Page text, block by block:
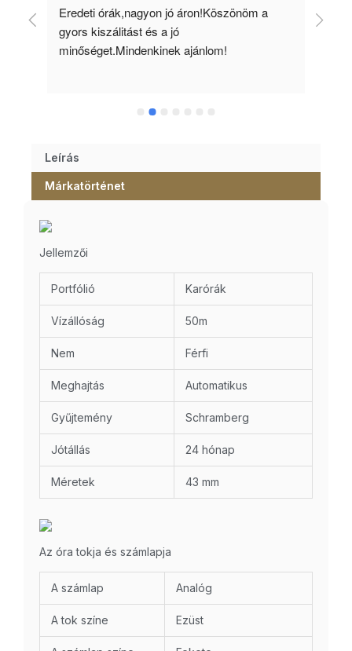
Eredeti órák,nagyon jó áron!Köszönöm a
gyors kiszálitást és a jó
minőséget.Mindenkinek ajánlom!
Leírás
Márkatörténet
Jellemzői
Portfólió Karórák
Vízállóság 50m
Nem Férfi
Meghajtás Automatikus
Gyűjtemény Schramberg
Jótállás 24 hónap
Méretek 43 mm
Az óra tokja és számlapja
A számlap Analóg
A tok színe Ezüst